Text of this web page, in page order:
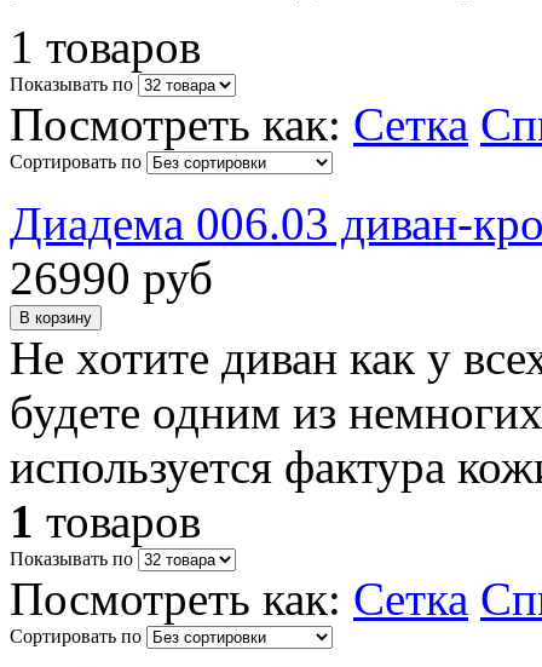
1 товаров
Показывать по
Посмотреть как: Сетка
Сортировать по
Диадема 006.03 диван-
26990 руб
Не хотите диван как у
будете одним из
используется фактура
1 товаров
Показывать по
Посмотреть как: Сетка
Сортировать по